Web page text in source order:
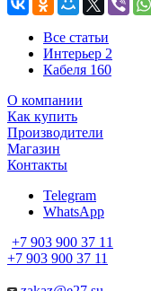
Все статьи
Интерьер 2
Кабеля 160
О компании
Как купить
Производители
Магазин
Контакты
Telegram
WhatsApp
+7 903 900 37 11
+7 903 900 37 11